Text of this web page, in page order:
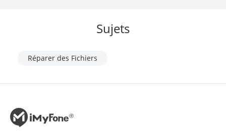
Sujets
Réparer des Fichiers